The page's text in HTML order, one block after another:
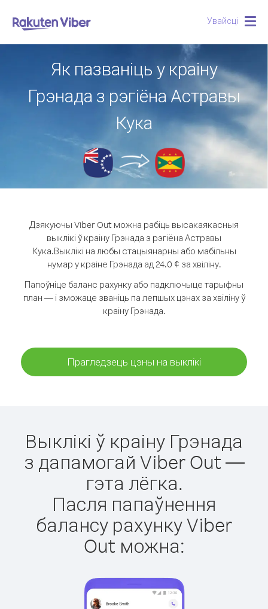
Увайсці
Як пазваніць у краіну
Грэнада з рэгіёна Астравы
Кука
Дзякуючы Viber Out можна рабіць высакаякасныя
выклікі ў краіну Грэнада з рэгіёна Астравы
Кука.Выклікі на любы стацыянарны або мабільны
нумар у краіне Грэнада ад 24.0 ¢ за хвіліну.
Папоўніце баланс рахунку або падключыце тарыфны
план — і зможаце званіць па лепшых цэнах за хвіліну ў
краіну Грэнада.
Прагледзець цэны на выклікі
Выклікі ў краіну Грэнада
з дапамогай Viber Out —
гэта лёгка.
Пасля папаўнення
балансу рахунку Viber
Out можна: